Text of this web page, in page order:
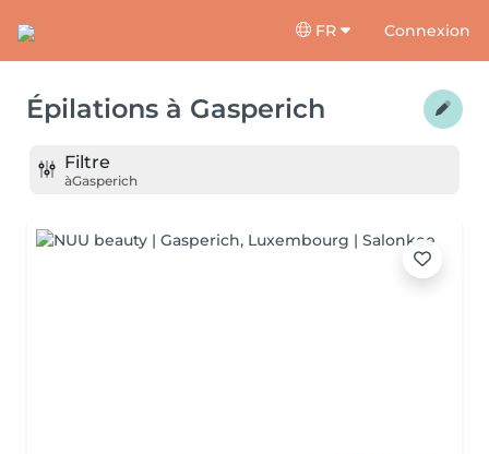
FR Connexion
Épilations à Gasperich
Filtre
àGasperich